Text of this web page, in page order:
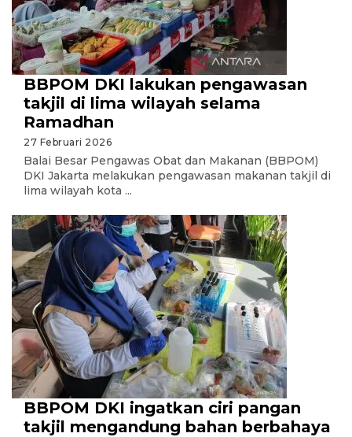
BBPOM DKI lakukan pengawasan
takjil di lima wilayah selama
Ramadhan
27 Februari 2026
Balai Besar Pengawas Obat dan Makanan (BBPOM)
DKI Jakarta melakukan pengawasan makanan takjil di
lima wilayah kota ...
BBPOM DKI ingatkan ciri pangan
takjil mengandung bahan berbahaya